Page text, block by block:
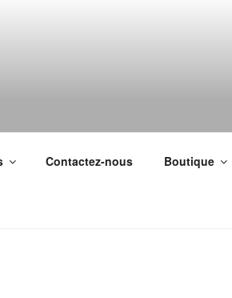
Contactez-nous Boutique